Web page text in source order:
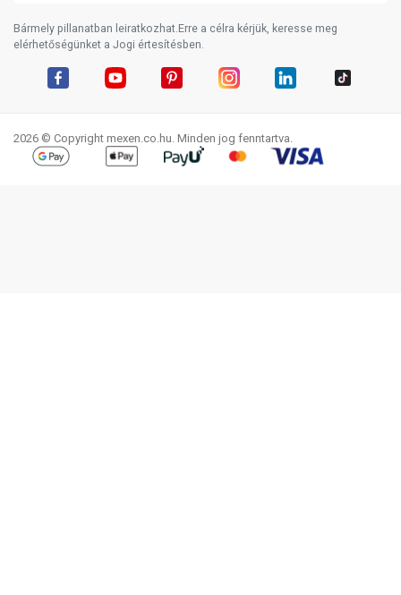
Bármely pillanatban leiratkozhat.Erre a célra kérjük, keresse meg
elérhetőségünket a Jogi értesítésben.
2026 © Copyright mexen.co.hu. Minden jog fenntartva.